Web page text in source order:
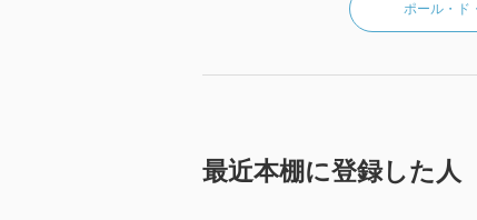
ポール・ド
最近本棚に登録した人